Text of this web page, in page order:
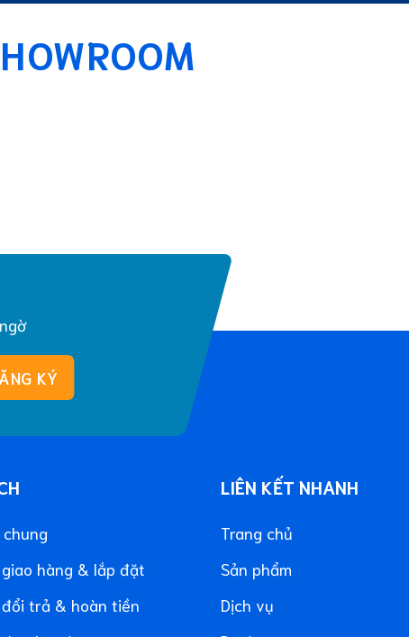
hàng & lắp đặt
trả & hoàn tiền
LIÊN KẾT NHANH
Trang chủ
Sản phẩm
Dịch vụ